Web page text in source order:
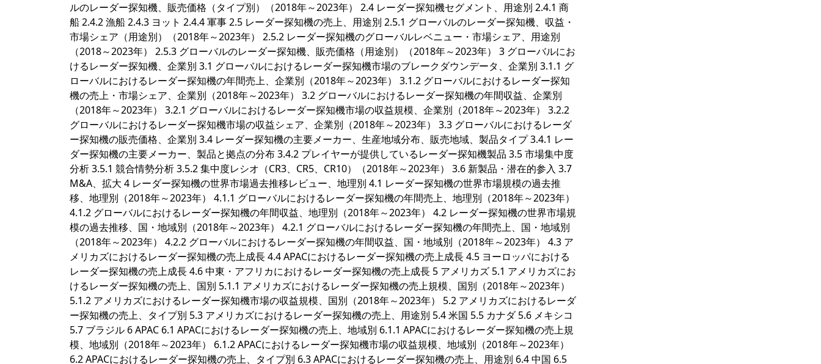
ルのレーダー探知機、販売価格（タイプ別）（2018年～2023年） 2.4 レーダー探知機セグメント、用途別 2.4.1 商
船 2.4.2 漁船 2.4.3 ヨット 2.4.4 軍事 2.5 レーダー探知機の売上、用途別 2.5.1 グローバルのレーダー探知機、収益・
市場シェア（用途別）（2018年～2023年） 2.5.2 レーダー探知機のグローバルレベニュー・市場シェア、用途別
（2018～2023年） 2.5.3 グローバルのレーダー探知機、販売価格（用途別）（2018年～2023年） 3 グローバルにお
けるレーダー探知機、企業別 3.1 グローバルにおけるレーダー探知機市場のブレークダウンデータ、企業別 3.1.1 グ
ローバルにおけるレーダー探知機の年間売上、企業別（2018年～2023年） 3.1.2 グローバルにおけるレーダー探知
機の売上・市場シェア、企業別（2018年～2023年） 3.2 グローバルにおけるレーダー探知機の年間収益、企業別
（2018年～2023年） 3.2.1 グローバルにおけるレーダー探知機市場の収益規模、企業別（2018年～2023年） 3.2.2
グローバルにおけるレーダー探知機市場の収益シェア、企業別（2018年～2023年） 3.3 グローバルにおけるレーダ
ー探知機の販売価格、企業別 3.4 レーダー探知機の主要メーカー、生産地域分布、販売地域、製品タイプ 3.4.1 レー
ダー探知機の主要メーカー、製品と拠点の分布 3.4.2 プレイヤーが提供しているレーダー探知機製品 3.5 市場集中度
分析 3.5.1 競合情勢分析 3.5.2 集中度レシオ（CR3、CR5、CR10）（2018年～2023年） 3.6 新製品・潜在的参入 3.7
M&A、拡大 4 レーダー探知機の世界市場過去推移レビュー、地理別 4.1 レーダー探知機の世界市場規模の過去推
移、地理別（2018年～2023年） 4.1.1 グローバルにおけるレーダー探知機の年間売上、地理別（2018年～2023年）
4.1.2 グローバルにおけるレーダー探知機の年間収益、地理別（2018年～2023年） 4.2 レーダー探知機の世界市場規
模の過去推移、国・地域別（2018年～2023年） 4.2.1 グローバルにおけるレーダー探知機の年間売上、国・地域別
（2018年～2023年） 4.2.2 グローバルにおけるレーダー探知機の年間収益、国・地域別（2018年～2023年） 4.3 ア
メリカズにおけるレーダー探知機の売上成長 4.4 APACにおけるレーダー探知機の売上成長 4.5 ヨーロッパにおける
レーダー探知機の売上成長 4.6 中東・アフリカにおけるレーダー探知機の売上成長 5 アメリカズ 5.1 アメリカズにお
けるレーダー探知機の売上、国別 5.1.1 アメリカズにおけるレーダー探知機の売上規模、国別（2018年～2023年）
5.1.2 アメリカズにおけるレーダー探知機市場の収益規模、国別（2018年～2023年） 5.2 アメリカズにおけるレーダ
ー探知機の売上、タイプ別 5.3 アメリカズにおけるレーダー探知機の売上、用途別 5.4 米国 5.5 カナダ 5.6 メキシコ
5.7 ブラジル 6 APAC 6.1 APACにおけるレーダー探知機の売上、地域別 6.1.1 APACにおけるレーダー探知機の売上規
模、地域別（2018年～2023年） 6.1.2 APACにおけるレーダー探知機市場の収益規模、地域別（2018年～2023年）
6.2 APACにおけるレーダー探知機の売上、タイプ別 6.3 APACにおけるレーダー探知機の売上、用途別 6.4 中国 6.5